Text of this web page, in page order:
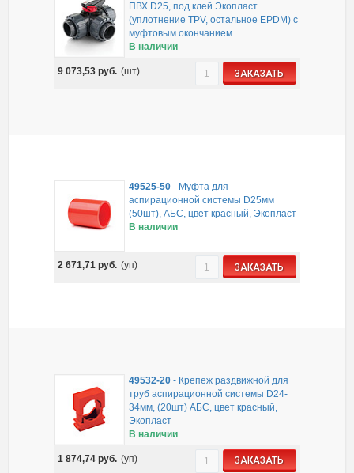
ПВХ D25, под клей Экопласт
(уплотнение TPV, остальное EPDM) с
муфтовым окончанием
В наличии
9 073,53руб. (шт) ЗАКАЗАТЬ
49525-50 - Муфта для
аспирационной системы D25мм
(50шт), АБС, цвет красный, Экопласт
В наличии
2 671,71руб. (уп) ЗАКАЗАТЬ
49532-20 - Крепеж раздвижной для
труб аспирационной системы D24-
34мм, (20шт) АБС, цвет красный,
Экопласт
В наличии
1 874,74руб. (уп) ЗАКАЗАТЬ